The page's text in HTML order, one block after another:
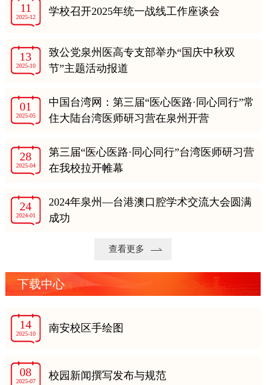
11
2025-12 学校召开2025年统一战线工作座谈会
13
2025-10
致公党泉州医高专支部举办“国庆中秋双
节”主题活动报道
01
2025-05
中国台湾网：第三届“医心医路·同心同行”常
住大陆台湾医师研习营在泉州开营
28
2025-04
第三届“医心医路·同心同行”台湾医师研习营
在我校拉开帷幕
24
2024-01
2024年泉州—台港澳口腔学术交流大会圆满
成功
查看更多
下载中心
14
2025-10 南安校区手绘图
08
2025-07 校园新闻撰写发布与规范